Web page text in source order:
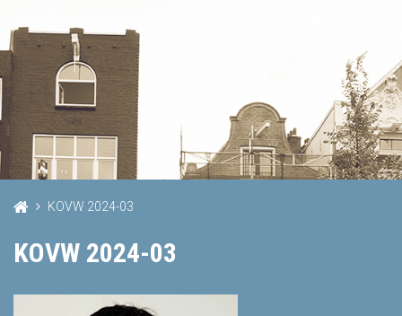
KOVW 2024-03
KOVW 2024-03